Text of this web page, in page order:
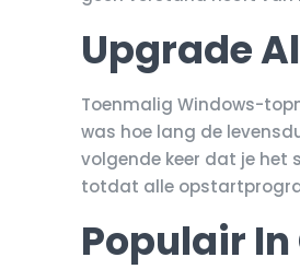
Upgrade
Toenmalig Windows-
was hoe lang de
volgende keer dat je het
totdat alle
Populair